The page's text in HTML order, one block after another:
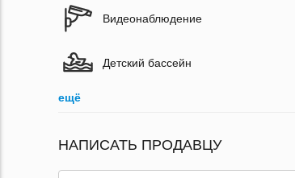
Видеонаблюдение
Детский бассейн
ещё
НАПИСАТЬ ПРОДАВЦУ